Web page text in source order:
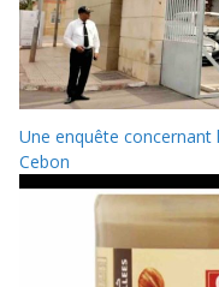
Une enquête
Cebon